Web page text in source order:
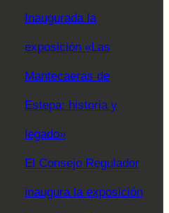
Inaugurada la
exposición «Las
Mantecaeras de
Estepa: historia y
legado»
El Consejo Regulador
inaugura la exposición